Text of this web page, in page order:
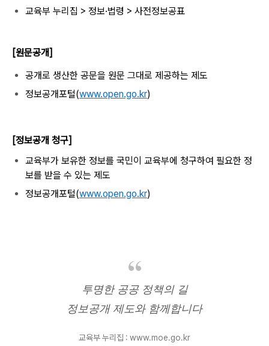
교육부 누리집 > 정보·법령 > 사전정보공표
[원문공개]
공개로 생산한 공문을 원문 그대로 제공하는 제도
정보공개포털(www.open.go.kr)
[정보공개 청구]
교육부가 보유한 정보를 국민이 교육부에 청구하여 필요한 정
보를 받을 수 있는 제도
정보공개포털(www.open.go.kr)
투명한 공공 정책의 길
정보공개 제도와 함께합니다
교육부 누리집 : www.moe.go.kr